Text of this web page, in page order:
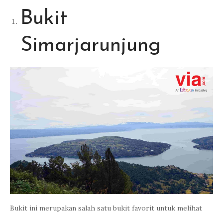
Bukit
Simarjarunjung
Bukit ini merupakan salah satu bukit favorit untuk melihat